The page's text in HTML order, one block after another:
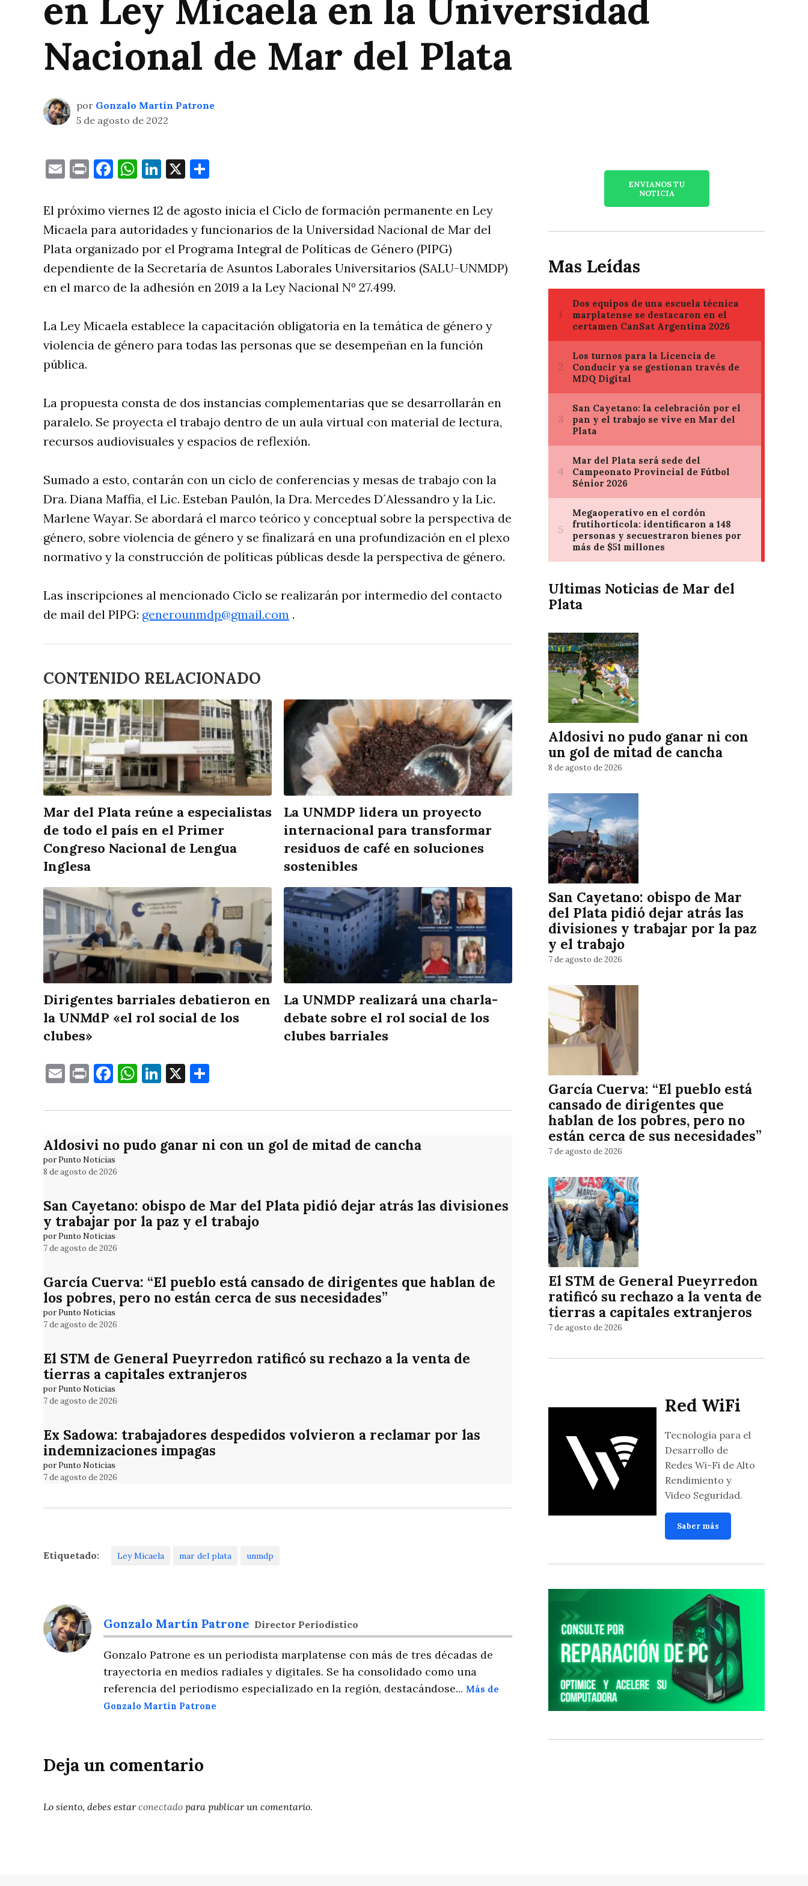
en Ley Micaela en la Universidad
Nacional de Mar del Plata
por Gonzalo Martín Patrone
5 de agosto de 2022
EmailPrintFacebook
WhatsApp
LinkedIn
X
El próximo viernes 12 de agosto inicia el Ciclo de formación permanente en Ley
Micaela para autoridades y funcionarios de la Universidad Nacional de Mar del
Plata organizado por el Programa Integral de Políticas de Género (PIPG)
dependiente de la Secretaría de Asuntos Laborales Universitarios (SALU-UNMDP)
en el marco de la adhesión en 2019 a la Ley Nacional Nº 27.499.
La Ley Micaela establece la capacitación obligatoria en la temática de género y
violencia de género para todas las personas que se desempeñan en la función
pública.
La propuesta consta de dos instancias complementarias que se desarrollarán en
paralelo. Se proyecta el trabajo dentro de un aula virtual con material de lectura,
recursos audiovisuales y espacios de reflexión.
Sumado a esto, contarán con un ciclo de conferencias y mesas de trabajo con la
Dra. Diana Maffia, el Lic. Esteban Paulón, la Dra. Mercedes D´Alessandro y la Lic.
Marlene Wayar. Se abordará el marco teórico y conceptual sobre la perspectiva de
género, sobre violencia de género y se finalizará en una profundización en el plexo
normativo y la construcción de políticas públicas desde la perspectiva de género.
Las inscripciones al mencionado Ciclo se realizarán por intermedio del contacto
de mail del PIPG: generounmdp@gmail.com .
CONTENIDO RELACIONADO
Mar del Plata reúne a especialistas
de todo el país en el Primer
Congreso Nacional de Lengua
Inglesa
La UNMDP lidera un proyecto
internacional para transformar
residuos de café en soluciones
sostenibles
Dirigentes barriales debatieron en
la UNMdP «el rol social de los
clubes»
La UNMDP realizará una charla-
debate sobre el rol social de los
clubes barriales
EmailPrintFacebook
WhatsApp
LinkedIn
X
Aldosivi no pudo ganar ni con un gol de mitad de cancha
por Punto Noticias
8 de agosto de 2026
San Cayetano: obispo de Mar del Plata pidió dejar atrás las divisiones
y trabajar por la paz y el trabajo
por Punto Noticias
7 de agosto de 2026
García Cuerva: “El pueblo está cansado de dirigentes que hablan de
los pobres, pero no están cerca de sus necesidades”
por Punto Noticias
7 de agosto de 2026
El STM de General Pueyrredon ratificó su rechazo a la venta de
tierras a capitales extranjeros
por Punto Noticias
7 de agosto de 2026
Ex Sadowa: trabajadores despedidos volvieron a reclamar por las
indemnizaciones impagas
por Punto Noticias
7 de agosto de 2026
Etiquetado: Ley Micaela mar del plata unmdp
Gonzalo Martín Patrone Director Periodistico
Gonzalo Patrone es un periodista marplatense con más de tres décadas de
trayectoria en medios radiales y digitales. Se ha consolidado como una
referencia del periodismo especializado en la región, destacándose... Más de
Gonzalo Martín Patrone
Deja un comentario
Lo siento, debes estarconectado para publicar un comentario.
ENVIANOS TU
NOTICIA
Mas Leídas
Ultimas Noticias de Mar del
Plata
Aldosivi no pudo ganar ni con
un gol de mitad de cancha
8 de agosto de 2026
San Cayetano: obispo de Mar
del Plata pidió dejar atrás las
divisiones y trabajar por la paz
y el trabajo
7 de agosto de 2026
García Cuerva: “El pueblo está
cansado de dirigentes que
hablan de los pobres, pero no
están cerca de sus necesidades”
7 de agosto de 2026
El STM de General Pueyrredon
ratificó su rechazo a la venta de
tierras a capitales extranjeros
7 de agosto de 2026
Red WiFi
Tecnología para el
Desarrollo de
Redes Wi-Fi de Alto
Rendimiento y
Video Seguridad.
Saber más